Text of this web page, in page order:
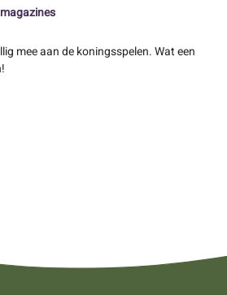
mee aan de koningsspelen. Wat een